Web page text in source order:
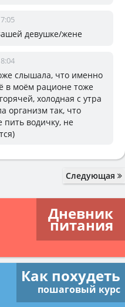
девушке/жене
слышала, что именно
в моём рационе тоже
холодная с утра
организм так, что
водичку, не
Следующая
Дневник
питания
Как похудеть
пошаговый курс